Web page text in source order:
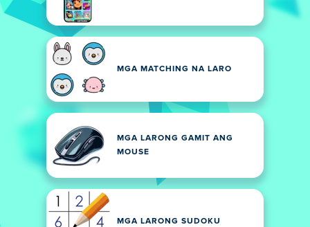
MGA MATCHING NA LARO
MGA LARONG GAMIT ANG
MOUSE
MGA LARONG SUDOKU